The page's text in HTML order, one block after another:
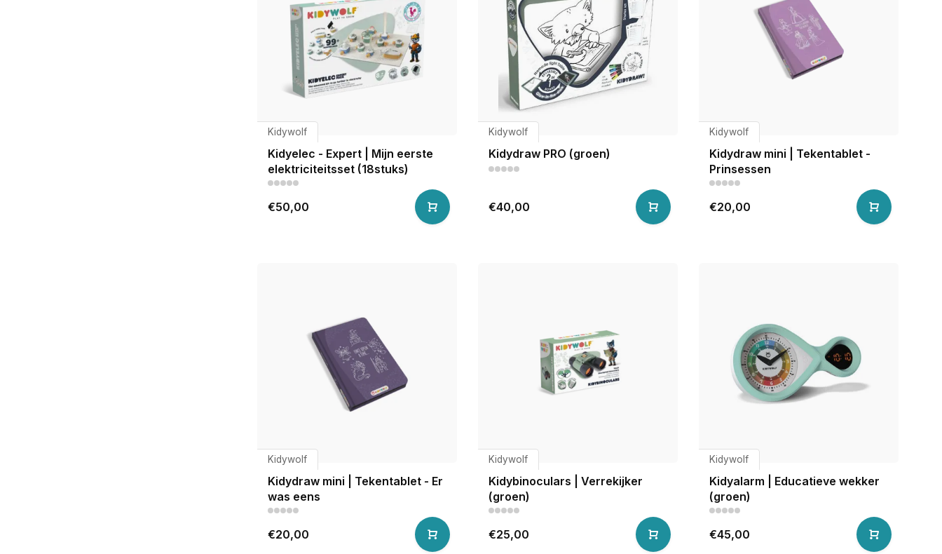
Kidywolf
Kidyelec - Expert | Mijn eerste
elektriciteitsset (18stuks)
€50,00
Kidywolf
Kidydraw PRO (groen)
€40,00
Kidywolf
Kidydraw mini | Tekentablet -
Prinsessen
€20,00
Kidywolf
Kidydraw mini | Tekentablet - Er
was eens
€20,00
Kidywolf
Kidybinoculars | Verrekijker
(groen)
€25,00
Kidywolf
Kidyalarm | Educatieve wekker
(groen)
€45,00